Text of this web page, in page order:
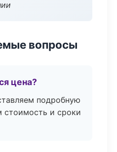
вопросы
цена?
подробную
стоимость и сроки